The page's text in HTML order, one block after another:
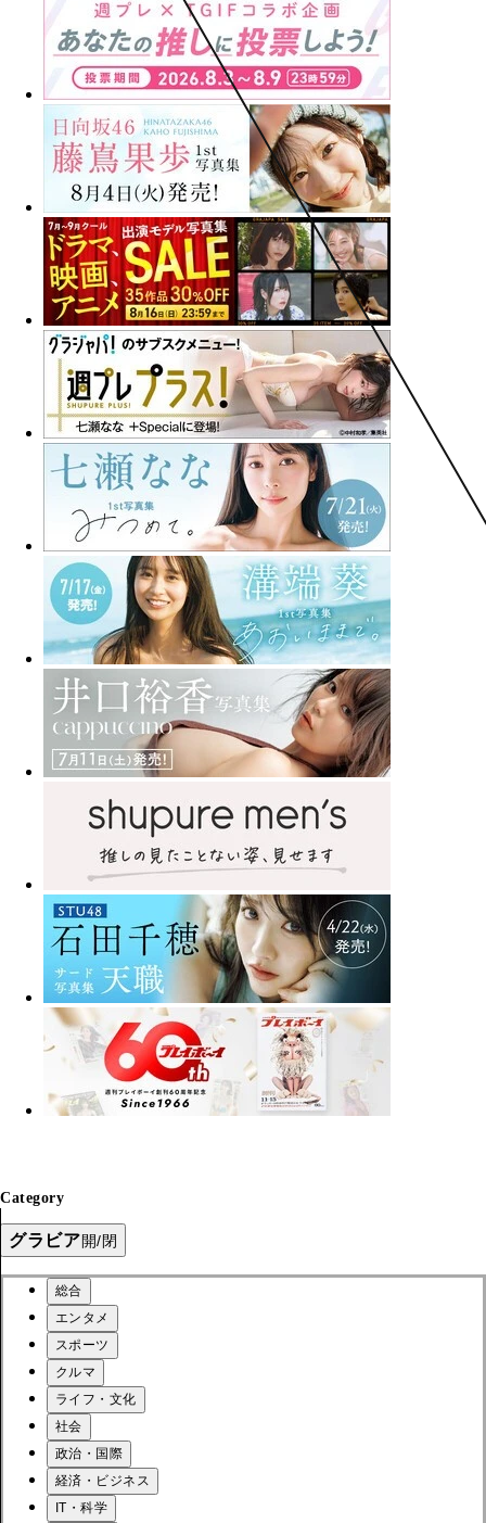
Category
グラビア開/閉
総合
エンタメ
スポーツ
クルマ
ライフ・文化
社会
政治・国際
経済・ビジネス
IT・科学